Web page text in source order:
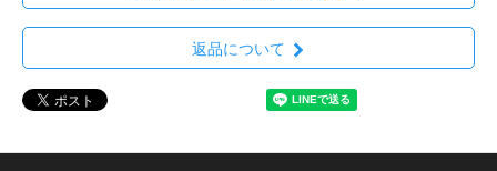
返品について